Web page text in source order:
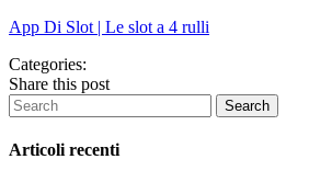
App Di Slot | Le slot a 4 rulli
Categories:
Share this post
Articoli recenti